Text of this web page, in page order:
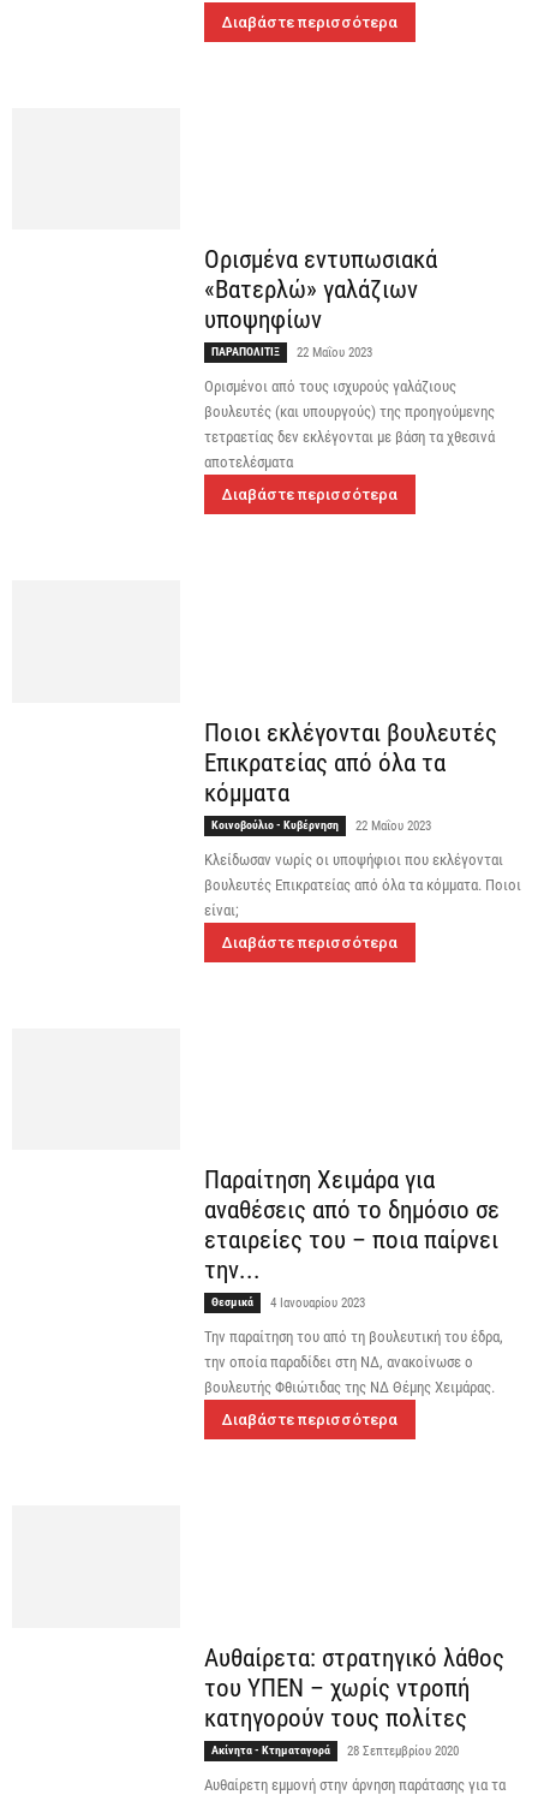
Διαβάστε περισσότερα
Ορισμένα εντυπωσιακά
«Βατερλώ» γαλάζιων
υποψηφίων
ΠΑΡΑΠΟΛΙΤΙΞ 22 Μαΐου 2023
Ορισμένοι από τους ισχυρούς γαλάζιους
βουλευτές (και υπουργούς) της προηγούμενης
τετραετίας δεν εκλέγονται με βάση τα χθεσινά
αποτελέσματα
Διαβάστε περισσότερα
Ποιοι εκλέγονται βουλευτές
Επικρατείας από όλα τα
κόμματα
Κοινοβούλιο - Κυβέρνηση 22 Μαΐου 2023
Κλείδωσαν νωρίς οι υποψήφιοι που εκλέγονται
βουλευτές Επικρατείας από όλα τα κόμματα. Ποιοι
είναι;
Διαβάστε περισσότερα
Παραίτηση Χειμάρα για
αναθέσεις από το δημόσιο σε
εταιρείες του – ποια παίρνει
την...
Θεσμικά 4 Ιανουαρίου 2023
Την παραίτηση του από τη βουλευτική του έδρα,
την οποία παραδίδει στη ΝΔ, ανακοίνωσε ο
βουλευτής Φθιώτιδας της ΝΔ Θέμης Χειμάρας.
Διαβάστε περισσότερα
Αυθαίρετα: στρατηγικό λάθος
του ΥΠΕΝ – χωρίς ντροπή
κατηγορούν τους πολίτες
Ακίνητα - Κτηματαγορά 28 Σεπτεμβρίου 2020
Αυθαίρετη εμμονή στην άρνηση παράτασης για τα